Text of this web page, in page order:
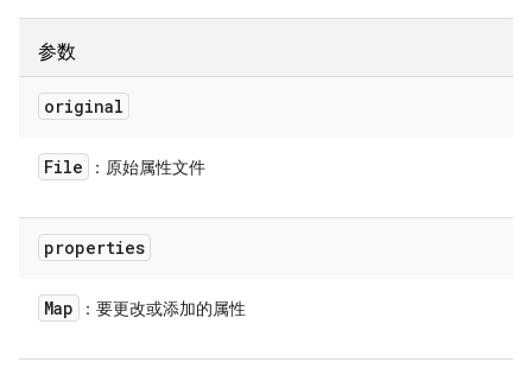
参数
original
File ：原始属性文件
properties
Map ：要更改或添加的属性